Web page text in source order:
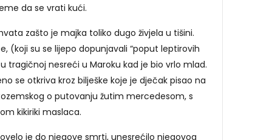
da se vrati kući.
zašto je majka toliko dugo živjela u tišini.
(koji su se lijepo dopunjavali “poput leptirovih
tragičnoj nesreći u Maroku kad je bio vrlo mlad.
se otkriva kroz bilješke koje je dječak pisao na
o putovanju žutim mercedesom, s
kikiriki maslaca.
je do njegove smrti, unesrećilo njegovog